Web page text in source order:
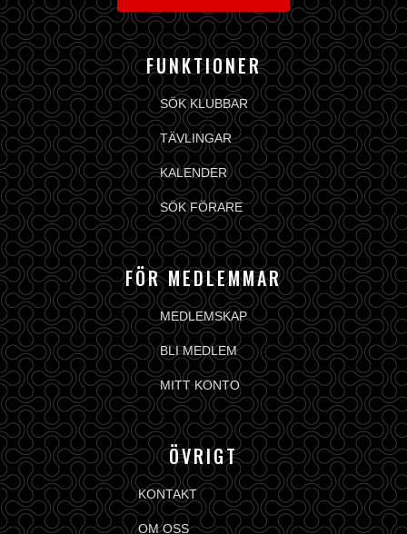
FUNKTIONER
SÖK KLUBBAR
TÄVLINGAR
KALENDER
SÖK FÖRARE
FÖR MEDLEMMAR
MEDLEMSKAP
BLI MEDLEM
MITT KONTO
ÖVRIGT
KONTAKT
OM OSS